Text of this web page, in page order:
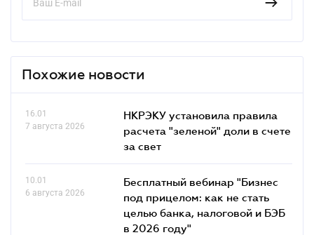
Похожие новости
16.01
7 августа 2026
НКРЭКУ установила правила
расчета "зеленой" доли в счете
за свет
10.01
6 августа 2026
Бесплатный вебинар "Бизнес
под прицелом: как не стать
целью банка, налоговой и БЭБ
в 2026 году"